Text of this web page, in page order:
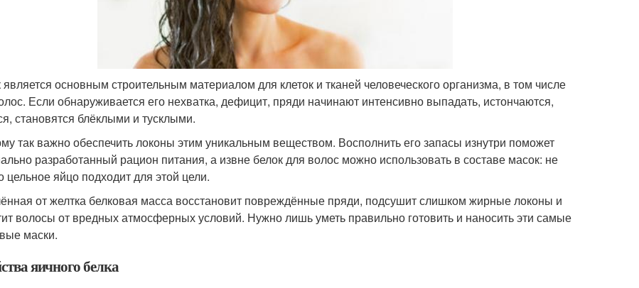
является основным строительным материалом для клеток и тканей человеческого организма, в том числе
Если обнаруживается его нехватка, дефицит, пряди начинают интенсивно выпадать, истончаются,
становятся блёклыми и тусклыми.
так важно обеспечить локоны этим уникальным веществом. Восполнить его запасы изнутри поможет
разработанный рацион питания, а извне белок для волос можно использовать в составе масок: не
цельное яйцо подходит для этой цели.
от желтка белковая масса восстановит повреждённые пряди, подсушит слишком жирные локоны и
волосы от вредных атмосферных условий. Нужно лишь уметь правильно готовить и наносить эти самые
маски.
яичного белка